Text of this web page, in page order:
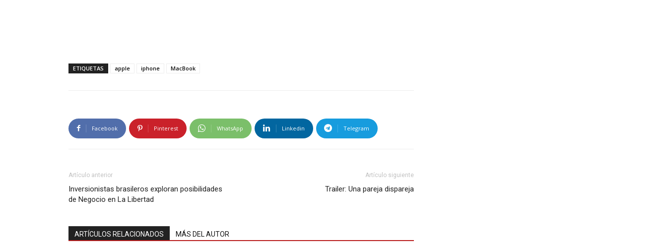
ETIQUETAS apple iphone MacBook
Facebook Pinterest WhatsApp Linkedin Telegram
Artículo anterior
Inversionistas brasileros exploran posibilidades
de Negocio en La Libertad
Artículo siguiente
Trailer: Una pareja dispareja
ARTÍCULOS RELACIONADOS MÁS DEL AUTOR